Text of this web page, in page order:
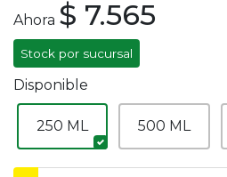
Ahora $ 7.565
Stock por sucursal
Disponible
250 ML 500 ML